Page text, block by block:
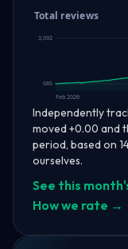
Total reviews
3,092
585
Feb 2026
Independently
moved +0.00 and
period, based on
ourselves.
See this
How we rate →